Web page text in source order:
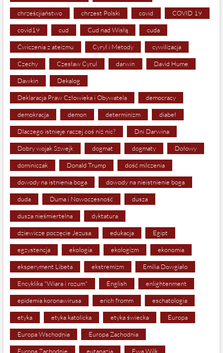
chrześcjiaństwo chrzest Polski covid COVID 19
covid19 cud Cud nad Wisłą cuda
Ćwiczenia z ateizmu Cyryl i Metody cywilizacja
Czechy Czesław Cyrul darwin David Hume
Dawkin Dekalog
Deklaracja Praw Człowieka i Obywatela democracy
demokracja demon determinizm diabeł
Dlaczego istnieje raczej coś niż nic? Dni Darwina
Dobry wojak Szwejk dogmat dogmaty Dołowy
dominiczak Donald Trump dość milczenia
dowody na istnienia boga dowody na nieistnienie boga
duda Duma i Nowoczesność dusza
dusza nieśmiertelna dyktatura
dziewicze poczęcie Jezusa edukacja Egipt
egzystencja ekologia ekologizm ekonomia
eksperyment Libeta ekstremizm Emilia Dowgiało
Encyklika "Wiara i rozum" English enlightenment
epidemia koronawirusa erich fromm eschatologia
etyka etyka katolicka etyka świecka Europa
Europa Wschodnia Europa Zachodnia
Europa Zachodnie eutanazja Ewa Wilk